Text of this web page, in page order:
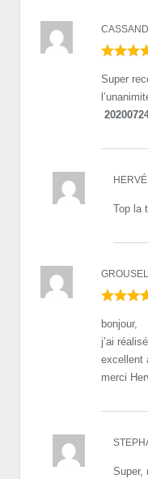
Super
HERVÉ
Top la
bonjour,
j’ai
excellent
merci
Super,